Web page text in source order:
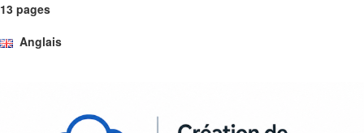
13 pages
Anglais